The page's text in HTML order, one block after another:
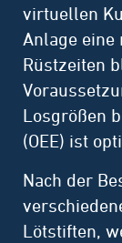
virtuellen
Anlage
Rüstzeiten
Losgrößen
(OEE) ist
Nach der
Lötstiften,